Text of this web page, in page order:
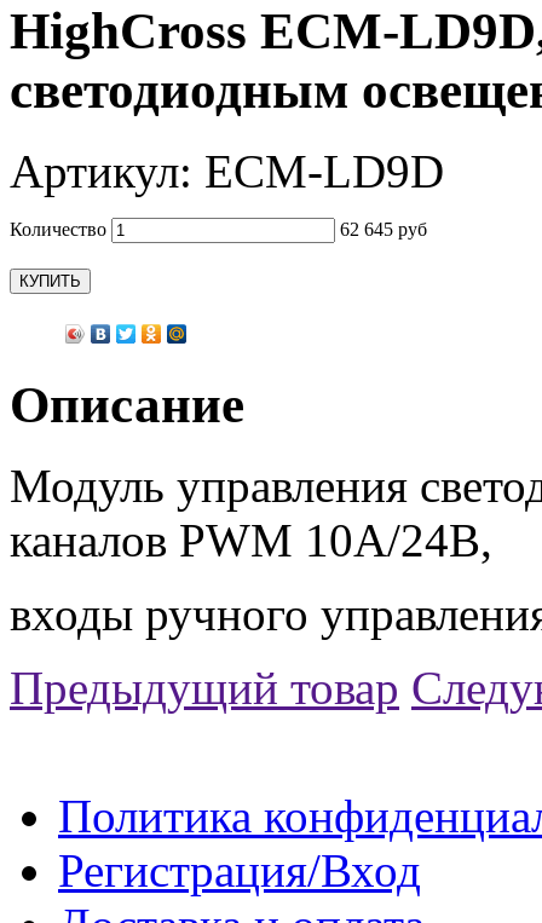
HighCross ECM-
светодиодным
Артикул: ECM-LD9D
Количество 62 645 руб
Описание
Модуль управления
каналов PWM 10A/24В,
входы ручного
Предыдущий товар
Политика
Регистрация/Вход